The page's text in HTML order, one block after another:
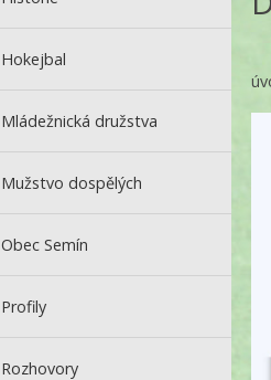
Hokejbal
Mládežnická družstva
Mužstvo dospělých
Obec Semín
Profily
Rozhovory